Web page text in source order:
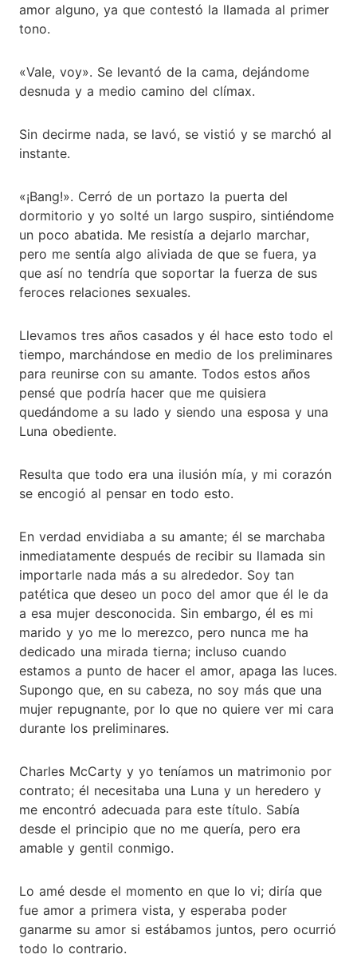
amor alguno, ya que contestó la llamada al primer
tono.
«Vale, voy». Se levantó de la cama, dejándome
desnuda y a medio camino del clímax.
Sin decirme nada, se lavó, se vistió y se marchó al
instante.
«¡Bang!». Cerró de un portazo la puerta del
dormitorio y yo solté un largo suspiro, sintiéndome
un poco abatida. Me resistía a dejarlo marchar,
pero me sentía algo aliviada de que se fuera, ya
que así no tendría que soportar la fuerza de sus
feroces relaciones sexuales.
Llevamos tres años casados y él hace esto todo el
tiempo, marchándose en medio de los preliminares
para reunirse con su amante. Todos estos años
pensé que podría hacer que me quisiera
quedándome a su lado y siendo una esposa y una
Luna obediente.
Resulta que todo era una ilusión mía, y mi corazón
se encogió al pensar en todo esto.
En verdad envidiaba a su amante; él se marchaba
inmediatamente después de recibir su llamada sin
importarle nada más a su alrededor. Soy tan
patética que deseo un poco del amor que él le da
a esa mujer desconocida. Sin embargo, él es mi
marido y yo me lo merezco, pero nunca me ha
dedicado una mirada tierna; incluso cuando
estamos a punto de hacer el amor, apaga las luces.
Supongo que, en su cabeza, no soy más que una
mujer repugnante, por lo que no quiere ver mi cara
durante los preliminares.
Charles McCarty y yo teníamos un matrimonio por
contrato; él necesitaba una Luna y un heredero y
me encontró adecuada para este título. Sabía
desde el principio que no me quería, pero era
amable y gentil conmigo.
Lo amé desde el momento en que lo vi; diría que
fue amor a primera vista, y esperaba poder
ganarme su amor si estábamos juntos, pero ocurrió
todo lo contrario.